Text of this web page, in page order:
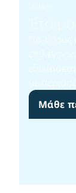
Για
με
Μάθε